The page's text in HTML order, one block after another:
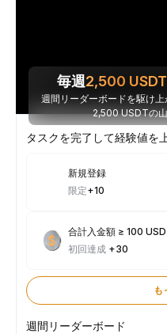
毎週2,500 USDT
週間リーダーボードを駆け
2,500 USDTの
タスクを完了して経験値を
新規登録
限定+10
合計入金額 ≥ 100
初回達成 +30
も
週間リーダーボード